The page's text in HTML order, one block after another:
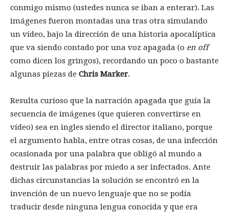
conmigo mismo (ustedes nunca se iban a enterar). Las
imágenes fueron montadas una tras otra simulando
un vídeo, bajo la dirección de una historia apocalíptica
que va siendo contado por una voz apagada (o en off
como dicen los gringos), recordando un poco o bastante
algunas piezas de Chris Marker.
Resulta curioso que la narración apagada que guía la
secuencia de imágenes (que quieren convertirse en
vídeo) sea en ingles siendo el director italiano, porque
el argumento habla, entre otras cosas, de una infección
ocasionada por una palabra que obligó al mundo a
destruir las palabras por miedo a ser infectados. Ante
dichas circunstancias la solución se encontró en la
invención de un nuevo lenguaje que no se podía
traducir desde ninguna lengua conocida y que era